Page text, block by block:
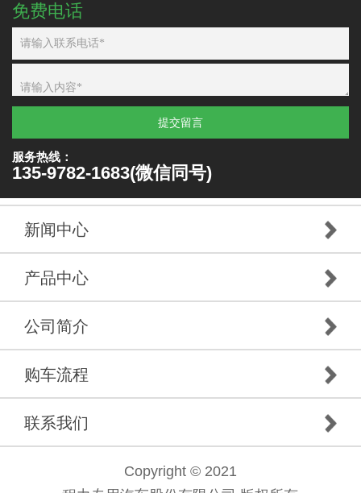
免费电话
提交留言
服务热线：
135-9782-1683(微信同号)
新闻中心
产品中心
公司简介
购车流程
联系我们
Copyright © 2021